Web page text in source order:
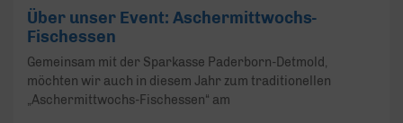
Über unser Event: Aschermittwochs-
Fischessen
Gemeinsam mit der Sparkasse Paderborn-Detmold,
möchten wir auch in diesem Jahr zum traditionellen
„Aschermittwochs-Fischessen“ am